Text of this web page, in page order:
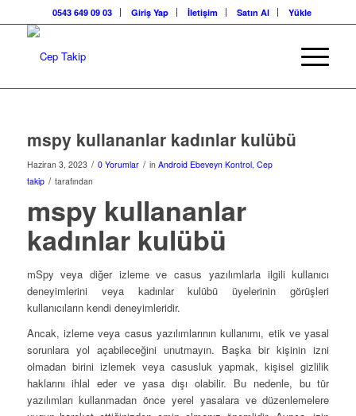
0543 649 09 03 Giriş Yap İletişim Satın Al Yükle
mspy kullananlar kadınlar kulübü
Haziran 3, 2023 / 0 Yorumlar / in Android Ebeveyn Kontrol, Cep
takip / tarafından
mspy kullananlar
kadınlar kulübü
mSpy veya diğer izleme ve casus yazılımlarla ilgili kullanıcı
deneyimlerini veya kadınlar kulübü üyelerinin görüşleri
kullanıcıların kendi deneyimleridir.
Ancak, izleme veya casus yazılımlarının kullanımı, etik ve yasal
sorunlara yol açabileceğini unutmayın. Başka bir kişinin izni
olmadan birini izlemek veya casusluk yapmak, kişisel gizlilik
haklarını ihlal eder ve yasa dışı olabilir. Bu nedenle, bu tür
yazılımları kullanmadan önce yerel yasalara ve düzenlemelere